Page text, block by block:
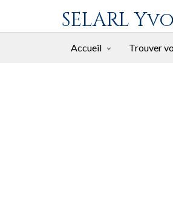
SELARL
Accueil Trouver